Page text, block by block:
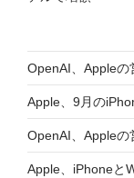
OpenAI、Appleの
Apple、9月の
OpenAI、Appleの
Apple、iPhoneと